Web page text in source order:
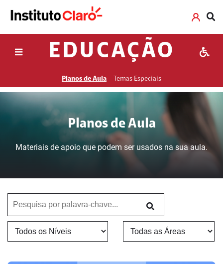
EDUCAÇÃO
Planos de Aula Temas Especiais
Planos de Aula
Materiais de apoio que podem ser usados na sua aula.